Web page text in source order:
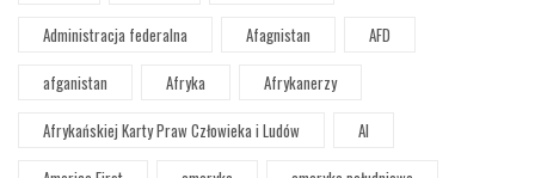
Administracja federalna
Afagnistan
AFD
afganistan
Afryka
Afrykanerzy
Afrykańskiej Karty Praw Człowieka i Ludów
AI